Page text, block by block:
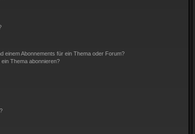
einem Abonnements für ein Thema oder Forum?
Thema abonnieren?